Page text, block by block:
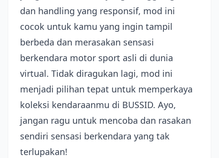
dan handling yang responsif, mod ini
cocok untuk kamu yang ingin tampil
berbeda dan merasakan sensasi
berkendara motor sport asli di dunia
virtual. Tidak diragukan lagi, mod ini
menjadi pilihan tepat untuk memperkaya
koleksi kendaraanmu di BUSSID. Ayo,
jangan ragu untuk mencoba dan rasakan
sendiri sensasi berkendara yang tak
terlupakan!